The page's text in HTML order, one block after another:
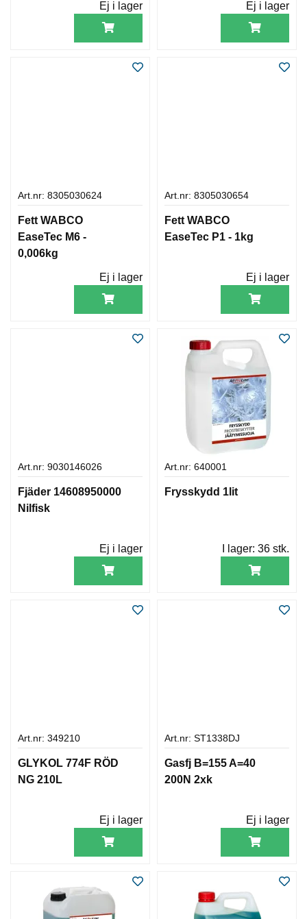
Ej i lager Ej i lager
Art.nr: 8305030624
Fett WABCO
EaseTec M6 -
0,006kg
Ej i lager
Art.nr: 8305030654
Fett WABCO
EaseTec P1 - 1kg
Ej i lager
Art.nr: 9030146026
Fjäder 14608950000
Nilfisk
Ej i lager
Art.nr: 640001
Frysskydd 1lit
I lager: 36 stk.
Art.nr: 349210
GLYKOL 774F RÖD
NG 210L
Ej i lager
Art.nr: ST1338DJ
Gasfj B=155 A=40
200N 2xk
Ej i lager